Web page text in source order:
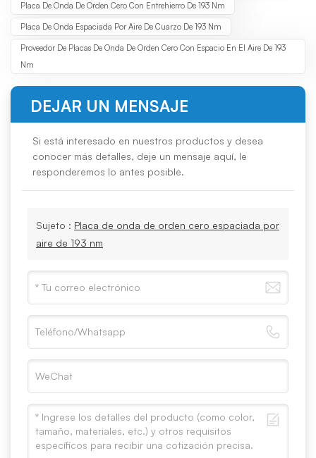
Placa De Onda De Orden Cero Con Entrehierro De 193 Nm
Placa De Onda Espaciada Por Aire De Cuarzo De 193 Nm
Proveedor De Placas De Onda De Orden Cero Con Espacio En El Aire De 193
Nm
DEJAR UN MENSAJE
Si está interesado en nuestros productos y desea
conocer más detalles, deje un mensaje aquí, le
responderemos lo antes posible.
Sujeto : Placa de onda de orden cero espaciada por
aire de 193 nm